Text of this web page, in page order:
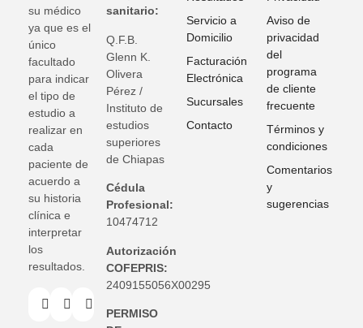
su médico
ya que es el
único
facultado
para indicar
el tipo de
estudio a
realizar en
cada
paciente de
acuerdo a
su historia
clínica e
interpretar
los
resultados.
sanitario:
Q.F.B.
Glenn K
Olivera
Pérez /
Instituto de
estudios
superiores
de Chiapas
Cédula
Profesional:
10474712
Autorización
COFEPRIS:
2409155056X00295
PERMISO
Servicio a
Domicilio
Facturación
Electrónica
Sucursales
Contacto
Aviso de
privacidad
del
programa
de cliente
frecuente
Términos y
condiciones
Comentarios
y
sugerencias